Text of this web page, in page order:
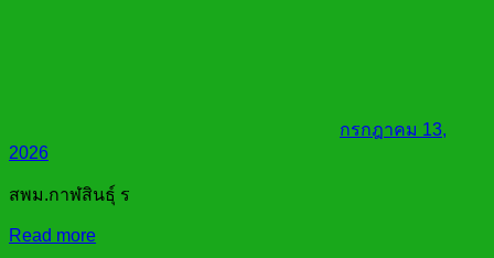
กรกฎาคม 13,
2026
สพม.กาฬสินธุ์ ร
Read more